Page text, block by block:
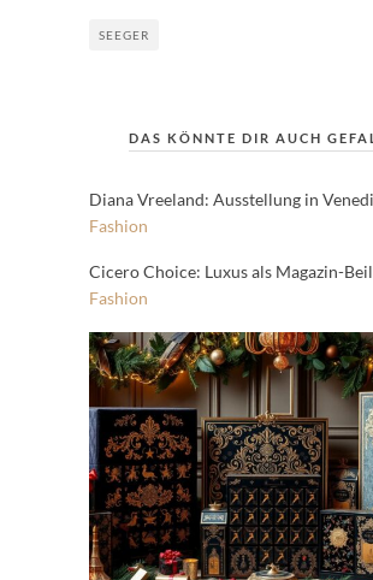
SEEGER
DAS KÖNNTE DIR AUCH
Diana Vreeland: Ausstellung in
Fashion
Cicero Choice: Luxus als Magazin-
Fashion